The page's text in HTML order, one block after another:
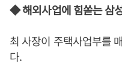
◆ 해외사업에 힘쏟는 삼
최 사장이 주택사업부를
다.